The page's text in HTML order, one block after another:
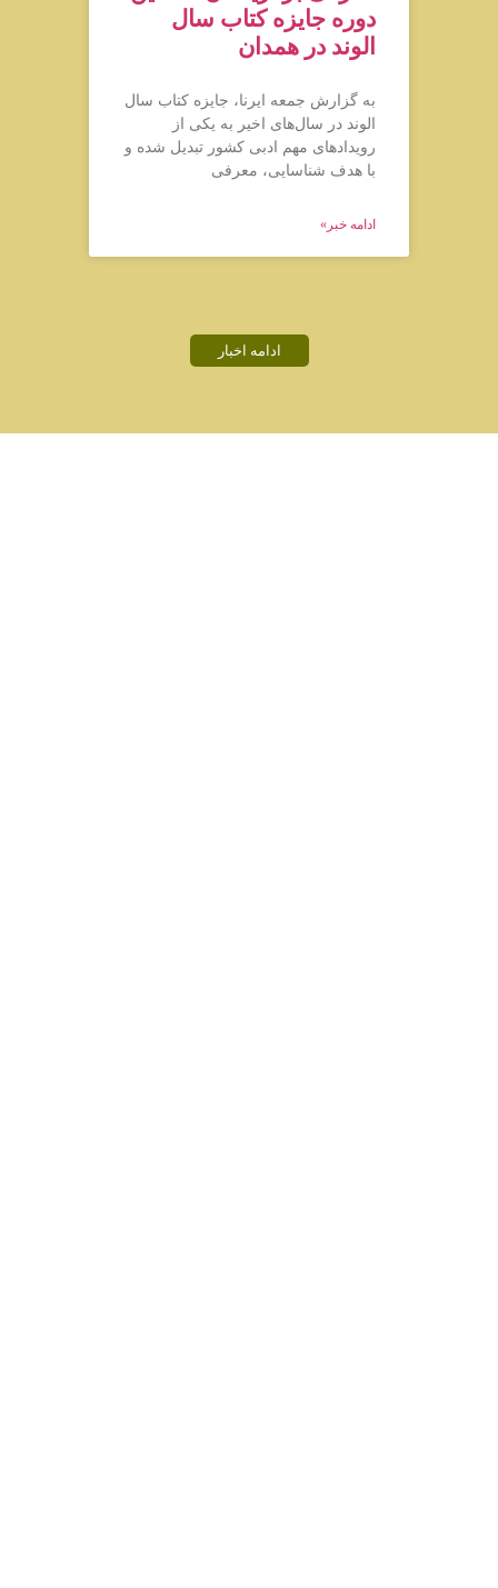
دوره جایزه کتاب سال
الوند در همدان
به گزارش جمعه ایرنا، جایزه کتاب سال
الوند در سال‌های اخیر به یکی از
رویدادهای مهم ادبی کشور تبدیل شده و
با هدف شناسایی، معرفی
ادامه خبر»
ادامه اخبار